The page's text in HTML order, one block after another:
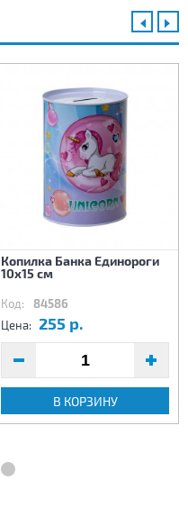
Копилка Банка Единороги
10х15 см
Код: 84586
Цена: 255 р.
В КОРЗИНУ